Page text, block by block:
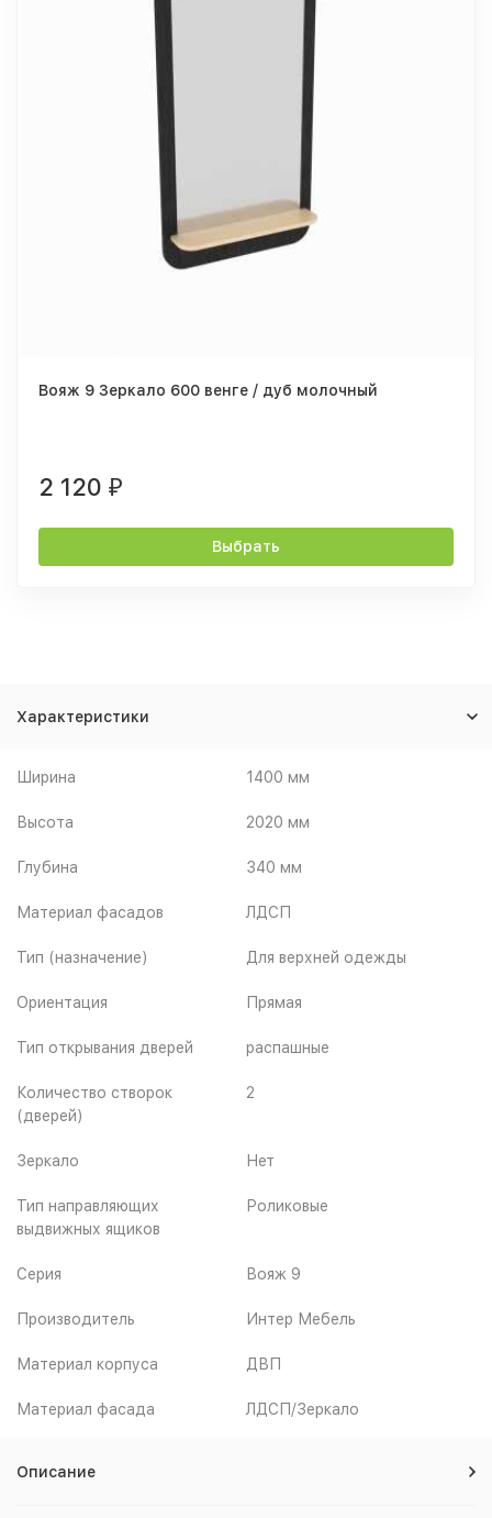
Вояж 9 Зеркало 600 венге / дуб молочный
2 120 ₽
Выбрать
Характеристики
Ширина 1400 мм
Высота 2020 мм
Глубина 340 мм
Материал фасадов ЛДСП
Тип (назначение) Для верхней одежды
Ориентация Прямая
Тип открывания дверей распашные
Количество створок
(дверей)
2
Зеркало Нет
Тип направляющих
выдвижных ящиков
Роликовые
Серия Вояж 9
Производитель Интер Мебель
Материал корпуса ДВП
Материал фасада ЛДСП/Зеркало
Описание